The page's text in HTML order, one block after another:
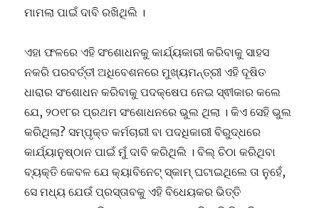
ମାମଲା ପାଇଁ ଦାବି ରଖିଥିଲି ।
ଏହା ଫଳରେ ଏହି ସଂଶୋଧନକୁ କାର୍ଯ୍ୟକାରୀ କରିବାକୁ ସାହସ
ନକରି ପରବର୍ତ୍ତୀ ଅଧିବେଶନରେ ମୁଖ୍ୟମନ୍ତ୍ରୀ ଏହି ଦୂଷିତ
ଧାରାର ସଂଶୋଧନ କରିବାକୁ ପଦକ୍ଷେପ ନେଇ ସ୍ଵୀକାର କଲେ
ଯେ, ୨୦୧୮ର ପ୍ରଥମ ସଂଶୋଧନରେ ଭୁଲ ଥିଲା । କିଏ ସେହି ଭୁଲ
କରିଥିଲା? ସମ୍ପୃକ୍ତ କର୍ମଚାରୀ ବା ପଦଧିକାରୀ ବିରୁଦ୍ଧରେ
କାର୍ଯ୍ୟାନୁଷ୍ଠାନ ପାଇଁ ମୁଁ ଦାବି କରିଥିଲି । ବିଲ୍ ଚିଠା କରିଥିବା
ବ୍ୟକ୍ତି କେବଳ ଯେ କ୍ୟାବିନେଟ୍ ସ୍କାମ୍ ଘଟାଇଥିଲେ ତା ନୁହେଁ,
ସେ ମଧ୍ୟ ଯେଉଁ ପ୍ରସ୍ତାବକୁ ଏହି ବିଧେୟକର ଭିତ୍ତି